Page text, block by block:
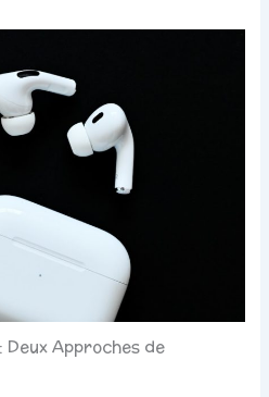
Deux Approches de